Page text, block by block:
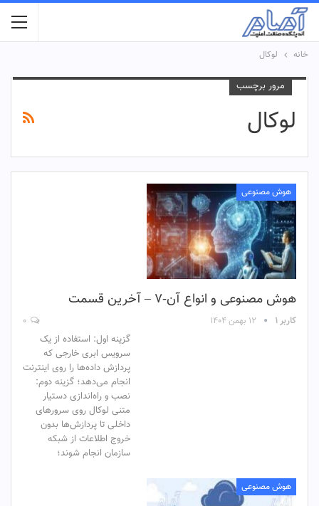
خانه لوکال
مرور برچسب
لوکال
هوش مصنوعی
هوش مصنوعی و انواع آن-۷ – آخرین قسمت
کاربر ۱ ۱۲ بهمن ۱۴۰۴
گزینه اول: استفاده از یک
سرویس ابری خارجی که
پردازش داده‌ها را روی اینترنت
انجام می‌دهد؛ گزینه دوم:
نصب و راه‌اندازی دستیار
متنی لوکال روی سرورهای
داخلی تا پردازش‌ها بدون
خروج اطلاعات از شبکه
سازمان انجام شوند؛
هوش مصنوعی